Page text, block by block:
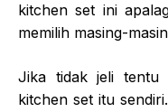
kitchen set ini
memilih masing-
Jika tidak jeli tentu
kitchen set itu